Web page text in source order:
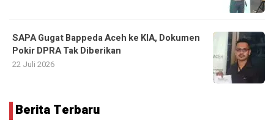
SAPA Gugat Bappeda Aceh ke KIA, Dokumen
Pokir DPRA Tak Diberikan
22 Juli 2026
Berita Terbaru